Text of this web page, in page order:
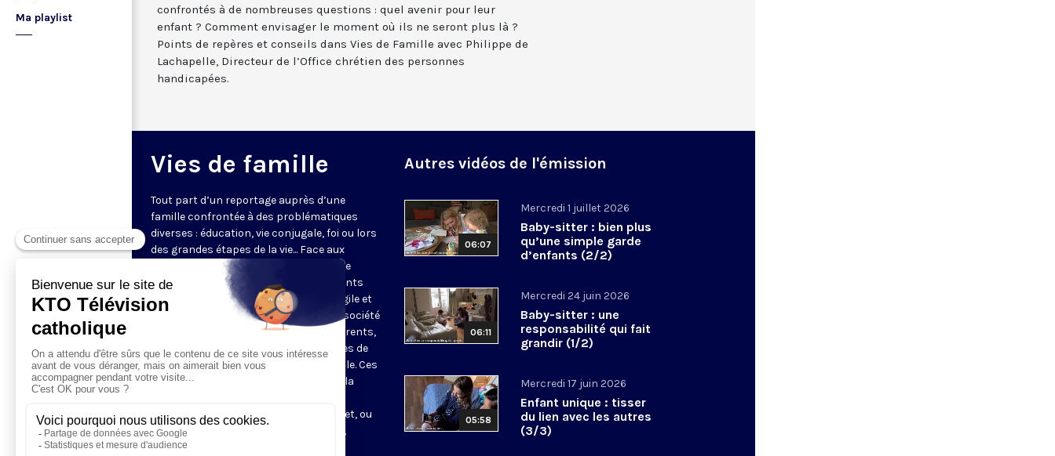
Ma playlist
confrontés à de nombreuses questions : quel avenir pour leur
enfant ? Comment envisager le moment où ils ne seront plus là ?
Points de repères et conseils dans Vies de Famille avec Philippe de
Lachapelle, Directeur de l’Office chrétien des personnes
handicapées.
Vies de famille
Tout part d’un reportage auprès d’une
famille confrontée à des problématiques
diverses : éducation, vie conjugale, foi ou lors
des grandes étapes de la vie... Face aux
questions très concrètes, KTO propose
repères et conseils avec des intervenants
d'expérience qui s’appuient sur l’Evangile et
l’anthropologie chrétienne. Dans une société
en pleine évolution, jeunes couples, parents,
grands-parents y trouveront des pistes de
réflexion pour soutenir leur vie de famille. Ces
programmes de 5 minutes sont mis à la
communautés, pour leurs sites internet, ou
être projetés pour introduire réunions,
ateliers ou conférences.
Autres vidéos de l'émission
06:07
Mercredi 1 juillet 2026
Baby-sitter : bien plus
qu’une simple garde
d’enfants (2/2)
06:11
Mercredi 24 juin 2026
Baby-sitter : une
responsabilité qui fait
grandir (1/2)
05:58
Mercredi 17 juin 2026
Enfant unique : tisser
du lien avec les autres
(3/3)